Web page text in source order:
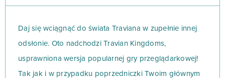
Daj się wciągnąć do świata Traviana w zupełnie innej
odsłonie. Oto nadchodzi Travian Kingdoms,
usprawniona wersja popularnej gry przeglądarkowej!
Tak jak i w przypadku poprzedniczki Twoim głównym